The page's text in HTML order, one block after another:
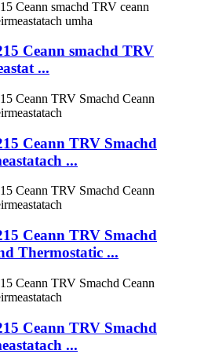
Ceann smachd TRV
...
Ceann TRV Smachd
...
Ceann TRV Smachd
Thermostatic ...
Ceann TRV Smachd
...